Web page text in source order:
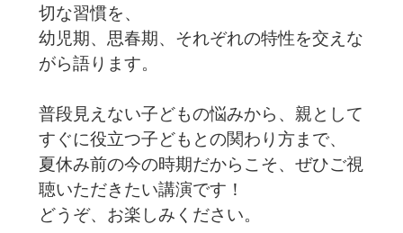
切な習慣を、
幼児期、思春期、それぞれの特性を交えな
がら語ります。
普段見えない子どもの悩みから、親として
すぐに役立つ子どもとの関わり方まで、
夏休み前の今の時期だからこそ、ぜひご視
聴いただきたい講演です！
どうぞ、お楽しみください。